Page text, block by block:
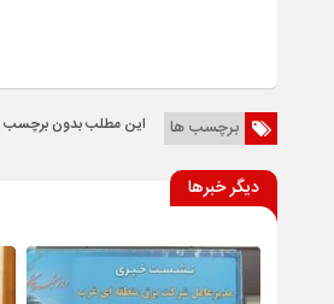
برچسب ها این مطلب بدون برچسب
دیگر خبرها